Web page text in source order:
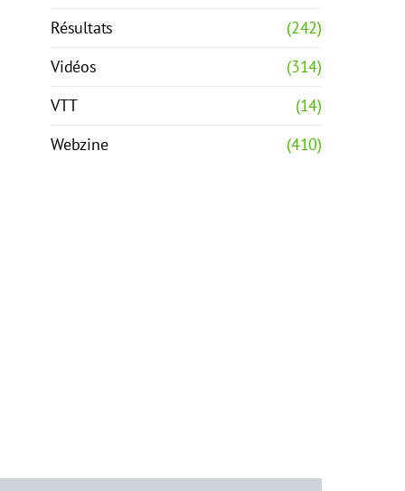
Résultats
(242)
Vidéos
(314)
VTT
(14)
Webzine
(410)